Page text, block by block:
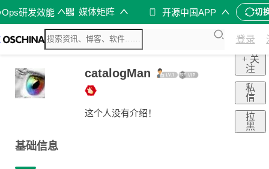
研发效能 媒体矩阵 开源中国APP 切
登录
catalogMan
这个人没有介绍！
+ 关
注
私
信
拉
黑
基础信息